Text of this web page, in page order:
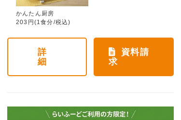
かんたん厨房
203円(1食分/税込)
詳
細
資料請
求